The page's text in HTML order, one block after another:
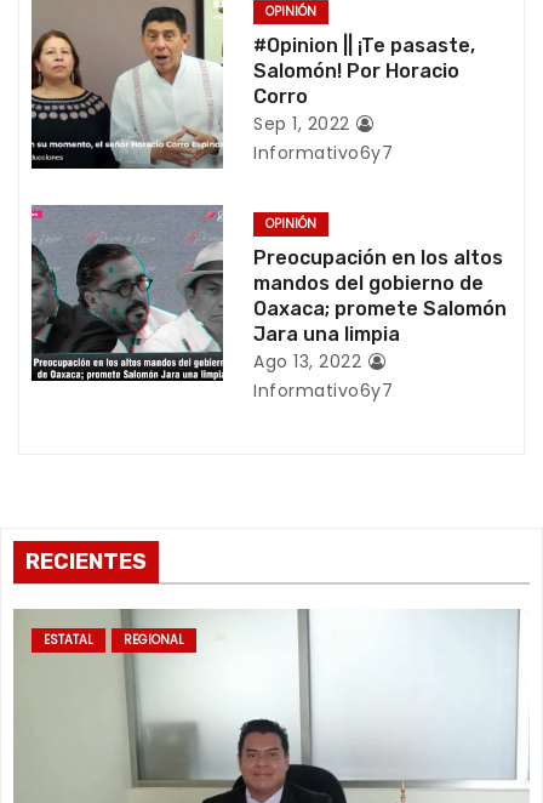
n
d
e
e
n
t
r
a
s
OPINIÓN
#Opinion || ¡Te pasaste,
Salomón! Por Horacio
Corro
Sep 1, 2022
Informativo6y7
OPINIÓN
Preocupación en los altos
mandos del gobierno de
Oaxaca; promete Salomón
Jara una limpia
Ago 13, 2022
Informativo6y7
RECIENTES
ESTATAL REGIONAL